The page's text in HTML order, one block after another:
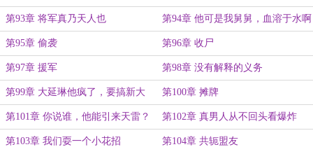
第93章 将军真乃天人也 第94章 他可是我舅舅，血溶于水啊
第95章 偷袭 第96章 收尸
第97章 援军 第98章 没有解释的义务
第99章 大延琳他疯了，要搞新大
辽？
第100章 摊牌
第101章 你说谁，他能引来天雷？ 第102章 真男人从不回头看爆炸
第103章 我们耍一个小花招 第104章 共轭盟友